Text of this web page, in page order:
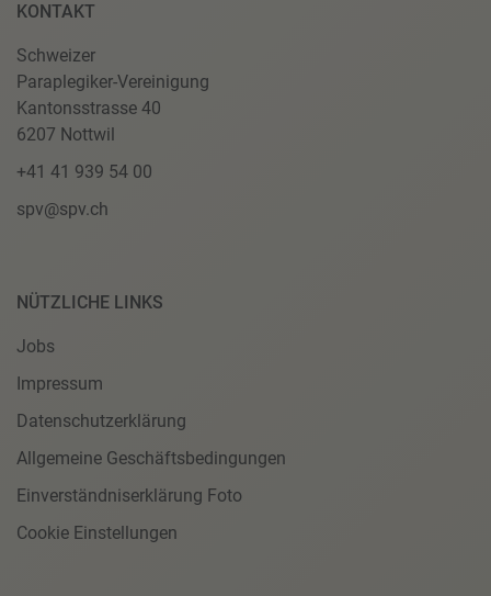
KONTAKT
Schweizer
Paraplegiker-Vereinigung
Kantonsstrasse 40
6207 Nottwil
+41 41 939 54 00
spv@spv.ch
NÜTZLICHE LINKS
Jobs
Impressum
Datenschutzerklärung
Allgemeine Geschäftsbedingungen
Einverständniserklärung Foto
Cookie Einstellungen